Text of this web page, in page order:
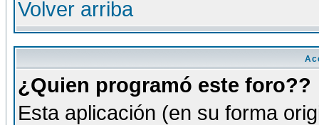
Volver arriba
¿Quien programó este foro??
Esta aplicación (en su forma